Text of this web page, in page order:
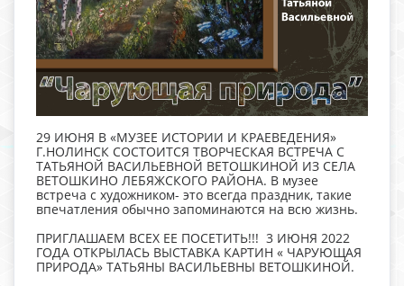
29 ИЮНЯ В «МУЗЕЕ ИСТОРИИ И КРАЕВЕДЕНИЯ»
Г.НОЛИНСК СОСТОИТСЯ ТВОРЧЕСКАЯ ВСТРЕЧА С
ТАТЬЯНОЙ ВАСИЛЬЕВНОЙ ВЕТОШКИНОЙ ИЗ СЕЛА
ВЕТОШКИНО ЛЕБЯЖСКОГО РАЙОНА. В музее
встреча с художником- это всегда праздник, такие
впечатления обычно запоминаются на всю жизнь.
ПРИГЛАШАЕМ ВСЕХ ЕЕ ПОСЕТИТЬ!!! 3 ИЮНЯ 2022
ГОДА ОТКРЫЛАСЬ ВЫСТАВКА КАРТИН « ЧАРУЮЩАЯ
ПРИРОДА» ТАТЬЯНЫ ВАСИЛЬЕВНЫ ВЕТОШКИНОЙ.